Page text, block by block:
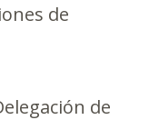
de
de